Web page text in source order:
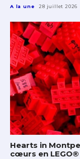
A la une 28 juillet 2026
Hearts in
cœurs en